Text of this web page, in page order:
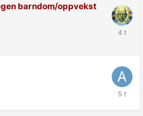
barndom/oppvekst